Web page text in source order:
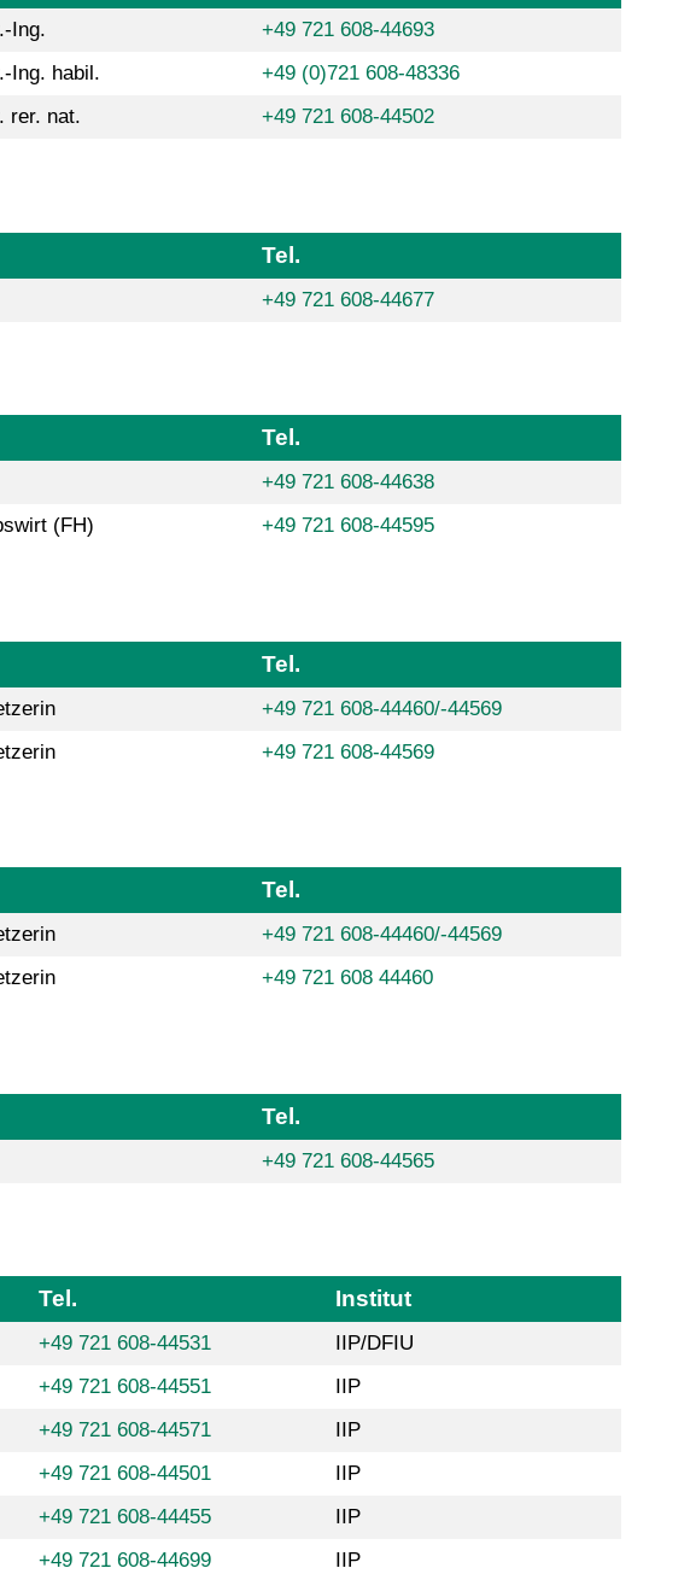
Ing.
+49 721 608-44693
Ing. habil.
+49 (0)721 608-48336
rer. nat. +49 721 608-44502
Tel.
+49 721 608-44677
Tel.
+49 721 608-44638
(FH) +49 721 608-44595
Tel.
+49 721 608-44460/-44569
+49 721 608-44569
Tel.
+49 721 608-44460/-44569
+49 721 608 44460
Tel.
+49 721 608-44565
Tel. Institut
+49 721 608-44531
IIP/DFIU
+49 721 608-44551
IIP
+49 721 608-44571
IIP
+49 721 608-44501
IIP
+49 721 608-44455
IIP
+49 721 608-44699
IIP